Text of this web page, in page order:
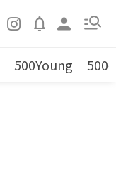
500Young 500